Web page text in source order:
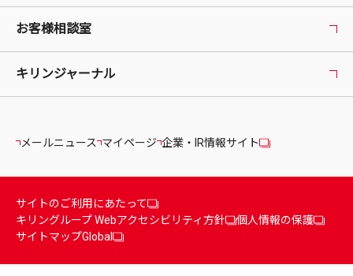
お客様相談室
キリンジャーナル
メールニュース マイページ 企業・IR情報サイト
サイトのご利用にあたって
キリングループ Webアクセシビリティ方針
個人情報の保護
サイトマップGlobal